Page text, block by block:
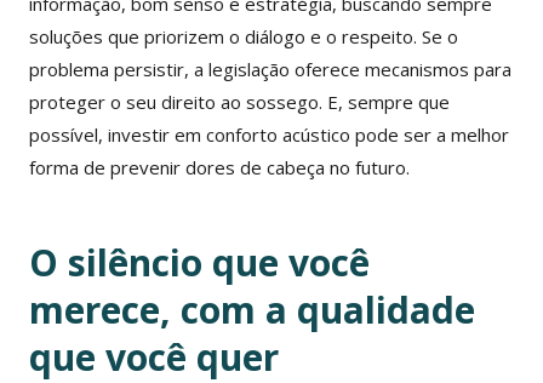
soluções que priorizem o diálogo e o respeito. Se o
problema persistir, a legislação oferece mecanismos para
proteger o seu direito ao sossego. E, sempre que
possível, investir em conforto acústico pode ser a melhor
forma de prevenir dores de cabeça no futuro.
O silêncio que você
merece, com a qualidade
que você quer